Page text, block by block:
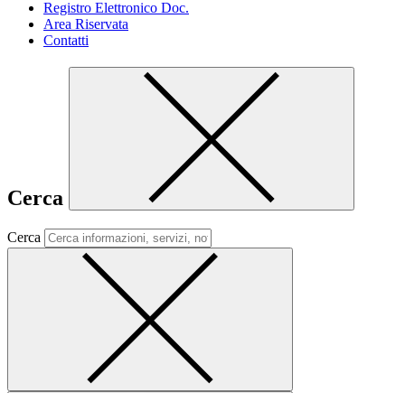
Registro Elettronico Doc.
Area Riservata
Contatti
Cerca
Cerca